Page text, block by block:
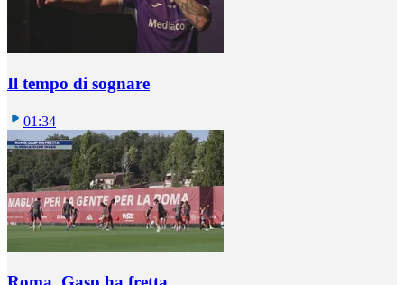
Il tempo di sognare
01:34